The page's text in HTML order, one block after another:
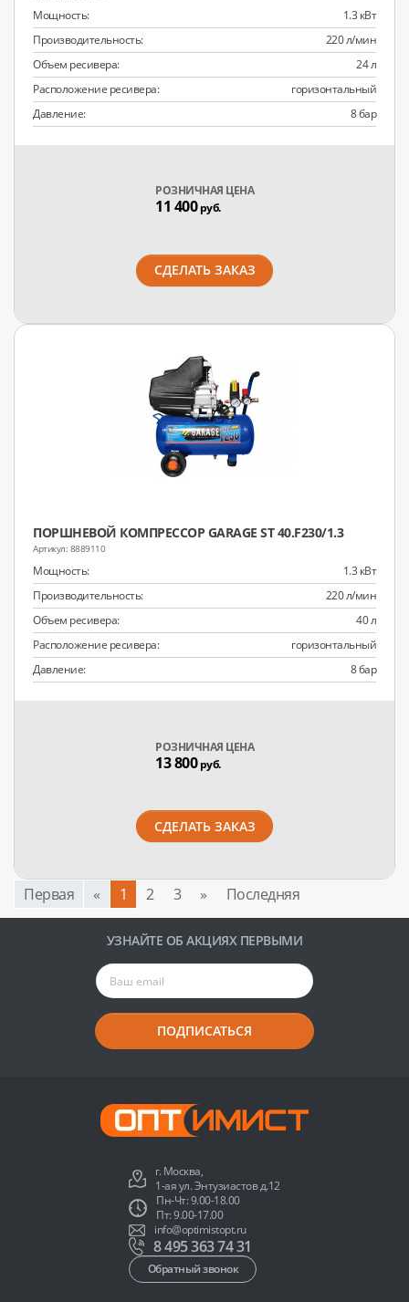
Мощность:
1.3 кВт
Производительность:
220 л/мин
Объем ресивера:
24 л
Расположение ресивера:
горизонтальный
Давление:
8 бар
РОЗНИЧНАЯ ЦЕНА
11 400руб.
СДЕЛАТЬ ЗАКАЗ
ПОРШНЕВОЙ КОМПРЕССОР GARAGE ST 40.F230/1.3
8889110
Мощность:
1.3 кВт
Производительность:
220 л/мин
Объем ресивера:
40 л
Расположение ресивера:
горизонтальный
Давление:
8 бар
РОЗНИЧНАЯ ЦЕНА
13 800руб.
СДЕЛАТЬ ЗАКАЗ
Первая « 1 2 3 » Последняя
УЗНАЙТЕ ОБ АКЦИЯХ ПЕРВЫМИ
ПОДПИСАТЬСЯ
г. Москва,
1-ая ул. Энтузиастов д.12
Пн-Чт: 9.00-18.00
Пт: 9.00-17.00
info@optimistopt.ru
8 495 363 74 31
Обратный звонок